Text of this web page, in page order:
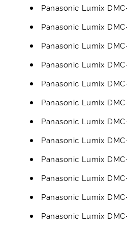
Panasonic Lumix
Panasonic Lumix
Panasonic Lumix
Panasonic Lumix
Panasonic Lumix
Panasonic Lumix
Panasonic Lumix
Panasonic Lumix
Panasonic Lumix
Panasonic Lumix
Panasonic Lumix
Panasonic Lumix